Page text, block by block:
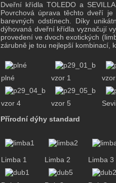
Dveřní křídla TOLEDO a
Povrchová úprava těchto dveří
barevných odstínech. Díky
dýhovaná dveřní křídla vyznačují
provedení ve dvoch exotických
zárubně je tou nejlepší kombinací,
plné vzor 1
vzor 4 vzor 5
Přírodní dýhy standard
Limba 1 Limba 2 Limba 3